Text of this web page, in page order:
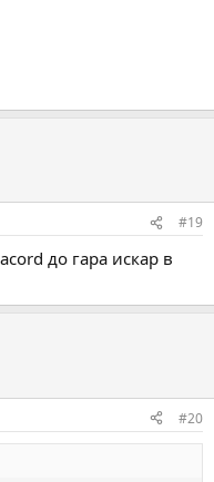
#19
до гара искар в
#20